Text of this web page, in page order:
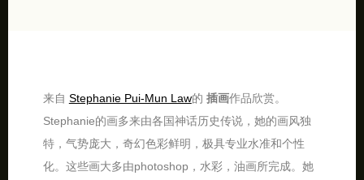
来自 Stephanie Pui-Mun Law的 插画作品欣赏。
Stephanie的画多来由各国神话历史传说，她的画风独
特，气势庞大，奇幻色彩鲜明，极具专业水准和个性
化。这些画大多由photoshop，水彩，油画所完成。她